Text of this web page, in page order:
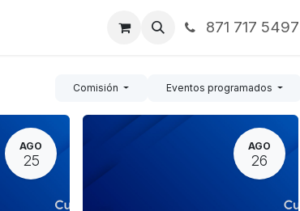
Noticias Contáctenos871 717 5497
Comisión Eventos programados
AGO
25
AGO
26